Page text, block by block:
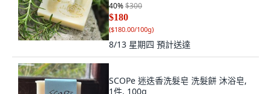
40%$300
$180
($180.00/100g)
8/13 星期四 預計送達
SCOPe 迷迭香洗髮皂 洗髮餅 沐浴皂,
1件, 100g